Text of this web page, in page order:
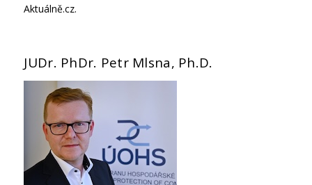
Aktuálně.cz.
JUDr. PhDr. Petr Mlsna, Ph.D.